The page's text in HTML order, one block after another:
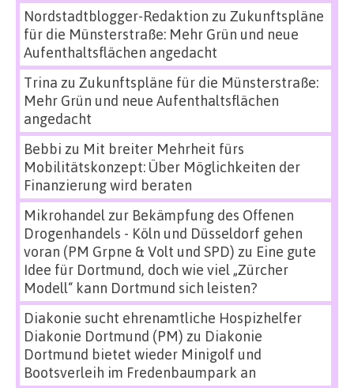
Nordstadtblogger-Redaktion zu Zukunftspläne
für die Münsterstraße: Mehr Grün und neue
Aufenthaltsflächen angedacht
Trina zu Zukunftspläne für die Münsterstraße:
Mehr Grün und neue Aufenthaltsflächen
angedacht
Bebbi zu Mit breiter Mehrheit fürs
Mobilitätskonzept: Über Möglichkeiten der
Finanzierung wird beraten
Mikrohandel zur Bekämpfung des Offenen
Drogenhandels - Köln und Düsseldorf gehen
voran (PM Grpne & Volt und SPD) zu Eine gute
Idee für Dortmund, doch wie viel „Zürcher
Modell“ kann Dortmund sich leisten?
Diakonie sucht ehrenamtliche Hospizhelfer
Diakonie Dortmund (PM) zu Diakonie
Dortmund bietet wieder Minigolf und
Bootsverleih im Fredenbaumpark an